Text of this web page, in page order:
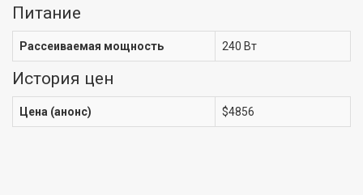
Питание
Рассеиваемая мощность 240 Вт
История цен
Цена (анонс) $4856